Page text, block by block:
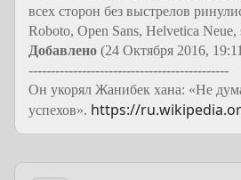
всех сторон без выстрелов
Roboto, Open Sans, Helvetica
Добавлено (24 Октября 2016,
---------------------------------------------
Он укорял Жанибек хана: «Не
успехов». https://